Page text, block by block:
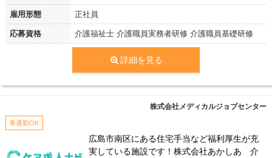
雇用形態 正社員
応募資格 介護福祉士 介護職員実務者研修 介護職員基礎研修
詳細を見る
株式会社メディカルジョブセンター
車通勤OK
広島市南区にある住宅手当など福利厚生が充
実している施設です！株式会社あかしあ 介